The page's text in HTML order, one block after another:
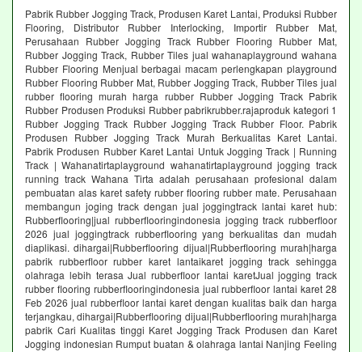
Pabrik Rubber Jogging Track, Produsen Karet Lantai, Produksi Rubber
Flooring, Distributor Rubber Interlocking, Importir Rubber Mat,
Perusahaan Rubber Jogging Track Rubber Flooring Rubber Mat,
Rubber Jogging Track, Rubber Tiles jual wahanaplayground wahana
Rubber Flooring Menjual berbagai macam perlengkapan playground
Rubber Flooring Rubber Mat, Rubber Jogging Track, Rubber Tiles jual
rubber flooring murah harga rubber Rubber Jogging Track Pabrik
Rubber Produsen Produksi Rubber pabrikrubber.rajaproduk kategori 1
Rubber Jogging Track Rubber Jogging Track Rubber Floor. Pabrik
Produsen Rubber Jogging Track Murah Berkualitas Karet Lantai.
Pabrik Produsen Rubber Karet Lantai Untuk Jogging Track | Running
Track | Wahanatirtaplayground wahanatirtaplayground jogging track
running track Wahana Tirta adalah perusahaan profesional dalam
pembuatan alas karet safety rubber flooring rubber mate. Perusahaan
membangun joging track dengan jual joggingtrack lantai karet hub:
Rubberflooring|jual rubberflooringindonesia jogging track rubberfloor
2026 jual joggingtrack rubberflooring yang berkualitas dan mudah
diaplikasi. dihargai|Rubberflooring dijual|Rubberflooring murah|harga
pabrik rubberfloor rubber karet lantaikaret jogging track sehingga
olahraga lebih terasa Jual rubberfloor lantai karetJual jogging track
rubber flooring rubberflooringindonesia jual rubberfloor lantai karet 28
Feb 2026 jual rubberfloor lantai karet dengan kualitas baik dan harga
terjangkau, dihargai|Rubberflooring dijual|Rubberflooring murah|harga
pabrik Cari Kualitas tinggi Karet Jogging Track Produsen dan Karet
Jogging indonesian Rumput buatan & olahraga lantai Nanjing Feeling